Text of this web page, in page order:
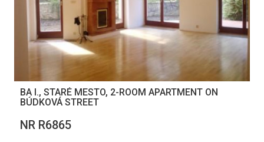
BA I., STARÉ MESTO, 2-ROOM APARTMENT ON
BÚDKOVÁ STREET
NR R6865